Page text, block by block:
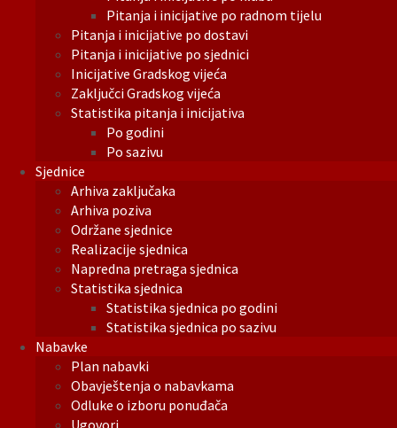
Pitanja i inicijative po radnom tijelu
Pitanja i inicijative po dostavi
Pitanja i inicijative po sjednici
Inicijative Gradskog vijeća
Zaključci Gradskog vijeća
Statistika pitanja i inicijativa
Po godini
Po sazivu
Sjednice
Arhiva zaključaka
Arhiva poziva
Održane sjednice
Realizacije sjednica
Napredna pretraga sjednica
Statistika sjednica
Statistika sjednica po godini
Statistika sjednica po sazivu
Nabavke
Plan nabavki
Obavještenja o nabavkama
Odluke o izboru ponuđača